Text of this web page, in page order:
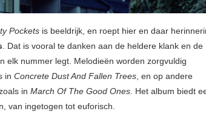
Pockets is beeldrijk, en roept hier en daar
. Dat is vooral te danken aan de heldere klank en de
elk nummer legt. Melodieën worden zorgvuldig
in Concrete Dust And Fallen Trees, en op andere
in March Of The Good Ones. Het album biedt
van ingetogen tot euforisch.